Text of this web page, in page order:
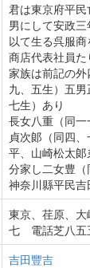
君は東京府平
男にして安政
以て生る呉服
商店代表社員た
家族は前記の
九、五生）五男
七生）あり
長女八重（同
貞次郞（同四、
平、山崎松太
分家し二女豊
神奈川縣平民吉
東京、荏原、
七 電話芝八五
吉田豐吉